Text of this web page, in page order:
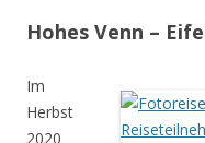
Hohes Venn –
Im
Herbst
2020